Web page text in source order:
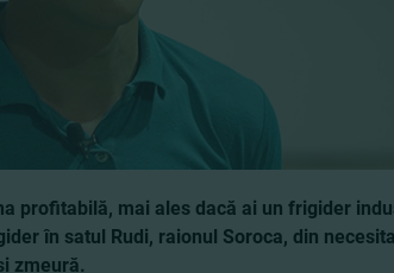
profitabilă, mai ales dacă ai un frigider
în satul Rudi, raionul Soroca, din
zmeură.